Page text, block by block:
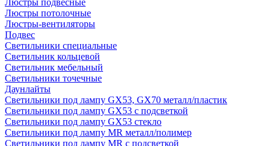
Люстры подвесные
Люстры потолочные
Люстры-вентиляторы
Подвес
Светильники специальные
Светильник кольцевой
Светильник мебельный
Светильники точечные
Даунлайты
Светильники под лампу GX53, GX70 металл/пластик
Светильники под лампу GX53 с подсветкой
Светильники под лампу GX53 стекло
Светильники под лампу MR металл/полимер
Светильники под лампу MR с подсветкой